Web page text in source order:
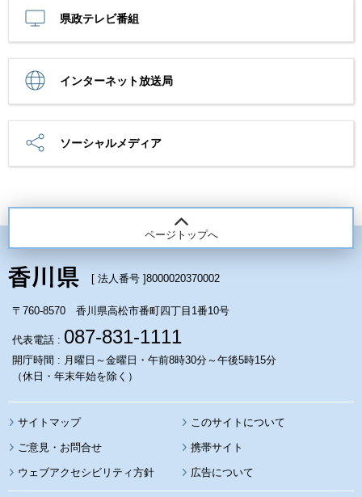
県政テレビ番組
インターネット放送局
ソーシャルメディア
ページトップへ
[ 法人番号 ]8000020370002
〒760-8570 香川県高松市番町四丁目1番10号
代表電話 : 087-831-1111
開庁時間 : 月曜日～金曜日・午前8時30分～午後5時15分
（休日・年末年始を除く）
サイトマップ このサイトについて
携帯サイト
ウェブアクセシビリティ方針 広告について